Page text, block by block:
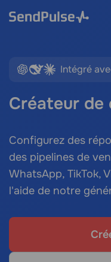
Intégré
Créateur de
Configurez des
des pipelines de
WhatsApp, TikTok,
l'aide de notre